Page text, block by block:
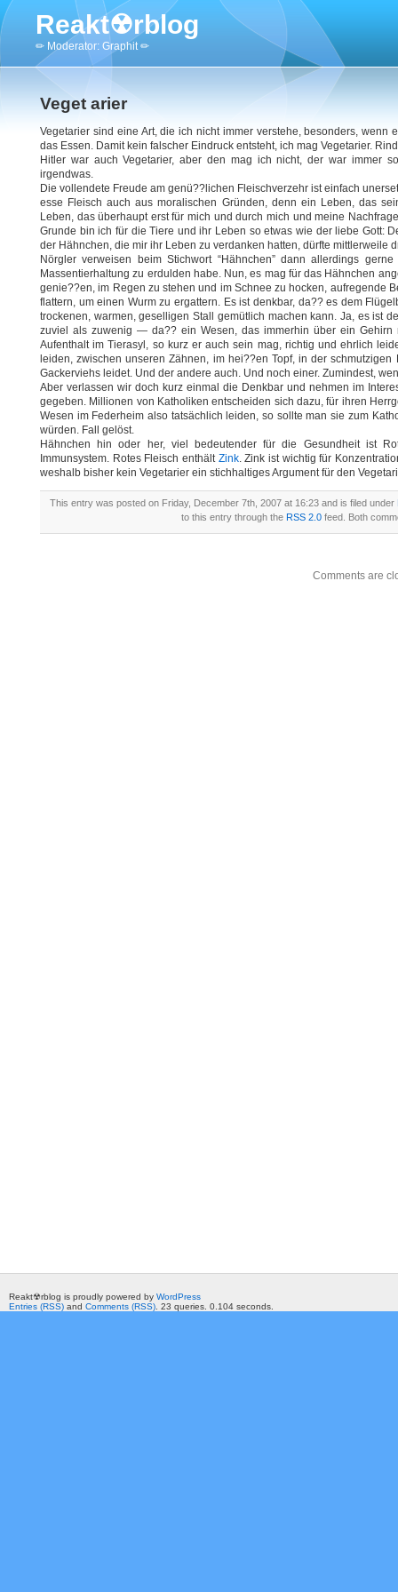
Reakt☢rblog
✏ Moderator: Graphit ✏
Veget arier
Vegetarier sind eine Art, die ich nicht immer verstehe, besonders,
das Essen. Damit kein falscher Eindruck entsteht, ich mag Vegetarier.
Hitler war auch Vegetarier, aber den mag ich nicht, der war immer
irgendwas.
Die vollendete Freude am genü??lichen Fleischverzehr ist einfach
esse Fleisch auch aus moralischen Gründen, denn ein Leben, das
Leben, das überhaupt erst für mich und durch mich und meine
Grunde bin ich für die Tiere und ihr Leben so etwas wie der liebe Gott:
der Hähnchen, die mir ihr Leben zu verdanken hatten, dürfte mittlerweile
Nörgler verweisen beim Stichwort “Hähnchen” dann allerdings
Massentierhaltung zu erdulden habe. Nun, es mag für das Hähnchen
genie??en, im Regen zu stehen und im Schnee zu hocken, aufregende
flattern, um einen Wurm zu ergattern. Es ist denkbar, da?? es dem
trockenen, warmen, geselligen Stall gemütlich machen kann. Ja, es ist
zuviel als zuwenig — da?? ein Wesen, das immerhin über ein Gehirn
Aufenthalt im Tierasyl, so kurz er auch sein mag, richtig und ehrlich
leiden, zwischen unseren Zähnen, im hei??en Topf, in der
Gackerviehs leidet. Und der andere auch. Und noch einer. Zumindest,
Aber verlassen wir doch kurz einmal die Denkbar und nehmen im
gegeben. Millionen von Katholiken entscheiden sich dazu, für ihren
Wesen im Federheim also tatsächlich leiden, so sollte man sie zum
würden. Fall gelöst.
Hähnchen hin oder her, viel bedeutender für die Gesundheit ist
Immunsystem. Rotes Fleisch enthält Zink. Zink ist wichtig für
weshalb bisher kein Vegetarier ein stichhaltiges Argument für den
This entry was posted on Friday, December 7th, 2007 at 16:23 and is filed under
to this entry through the RSS 2.0 feed. Both
Comments are
Reakt☢rblog is proudly powered by WordPress
Entries (RSS) and Comments (RSS) . 23 queries. 0.104 seconds.